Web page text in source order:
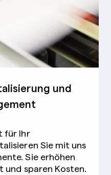
und
für Ihr
Sie mit uns
Sie erhöhen
und sparen Kosten.